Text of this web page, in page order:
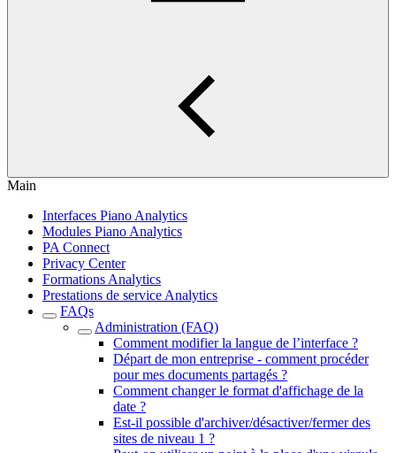
Main
Interfaces Piano Analytics
Modules Piano Analytics
PA Connect
Privacy Center
Formations Analytics
Prestations de service Analytics
FAQs
Administration (FAQ)
Comment modifier la langue de l’interface ?
Départ de mon entreprise - comment procéder
pour mes documents partagés ?
Comment changer le format d'affichage de la
date ?
Est-il possible d'archiver/désactiver/fermer des
sites de niveau 1 ?